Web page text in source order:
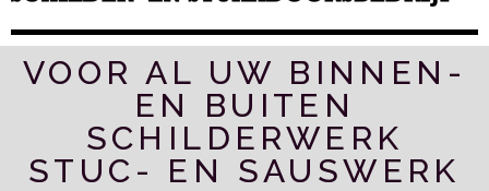
VOOR AL UW BINNEN-
EN BUITEN
SCHILDERWERK
STUC- EN SAUSWERK